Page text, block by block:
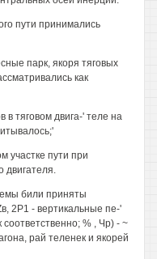
пути принимались
парк, якоря тяговых
как
в тяговом двига-' теле на
участке пути при
двигателя.
били приняты
2Р1 - вертикальные пе-'
% , Чр) - ~
рай теленек и якорей